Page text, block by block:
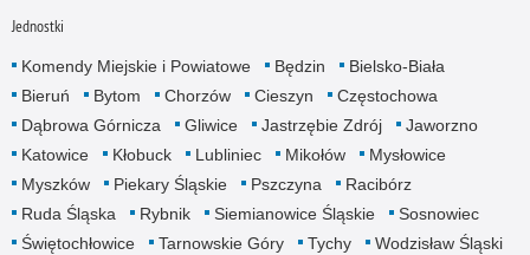
Jednostki
Komendy Miejskie i Powiatowe Będzin
Bielsko-Biała
Bieruń
Bytom Chorzów Cieszyn
Częstochowa
Dąbrowa Górnicza
Gliwice Jastrzębie Zdrój
Jaworzno
Katowice
Kłobuck Lubliniec Mikołów
Mysłowice
Myszków
Piekary Śląskie Pszczyna
Racibórz
Ruda Śląska
Rybnik Siemianowice Śląskie
Sosnowiec
Świętochłowice
Tarnowskie Góry Tychy
Wodzisław Śląski